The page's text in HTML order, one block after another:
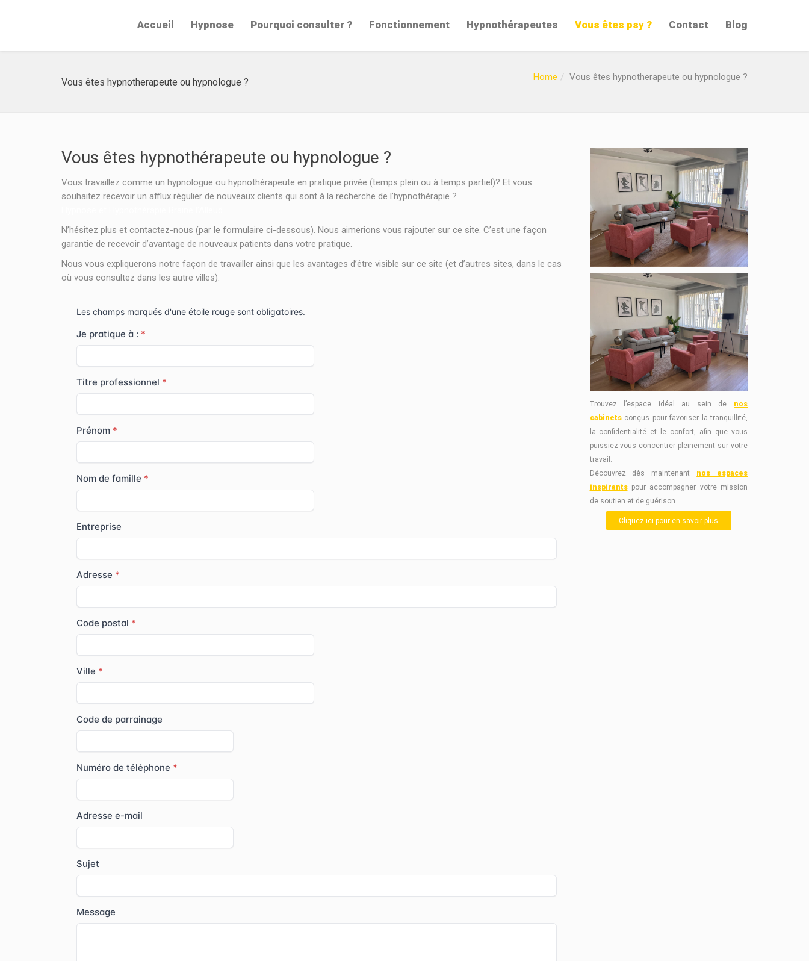
Accueil Hypnose Pourquoi consulter ? Fonctionnement Hypnothérapeutes Vous êtes psy ? Contact Blog
Vous êtes hypnotherapeute ou hypnologue ? Home Vous êtes hypnotherapeute ou hypnologue ?
Vous êtes hypnothérapeute ou hypnologue ?
Vous travaillez comme un hypnologue ou hypnothérapeute en pratique privée (temps plein ou à temps partiel)? Et vous
souhaitez recevoir un afflux régulier de nouveaux clients qui sont à la recherche de l’hypnothérapie ?
N’hésitez plus et contactez-nous (par le formulaire ci-dessous). Nous aimerions vous rajouter sur ce site. C’est une façon
garantie de recevoir d’avantage de nouveaux patients dans votre pratique.
Nous vous expliquerons notre façon de travailler ainsi que les avantages d’être visible sur ce site (et d’autres sites, dans le cas
où vous consultez dans les autre villes).
Trouvez l’espace idéal au sein de nos
cabinetsconçus pour favoriser la tranquillité,
la confidentialité et le confort, afin que vous
puissiez vous concentrer pleinement sur votre
travail.
Découvrez dès maintenant nos espaces
inspirantspour accompagner votre mission
de soutien et de guérison.
Cliquez ici pour en savoir plus